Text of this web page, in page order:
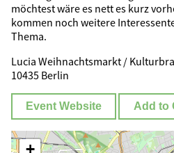
möchtest wäre es nett es kurz
kommen noch weitere
Thema.
Lucia Weihnachtsmarkt /
10435 Berlin
Event Website Add to
+